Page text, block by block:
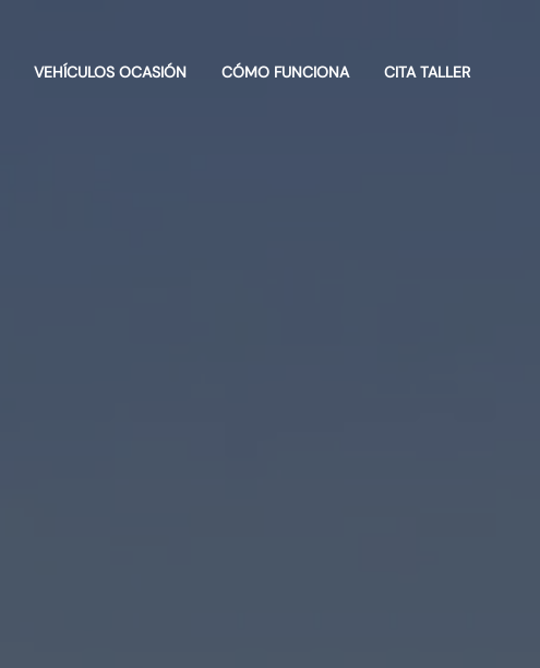
VEHÍCULOS OCASIÓN CÓMO FUNCIONA CITA TALLER